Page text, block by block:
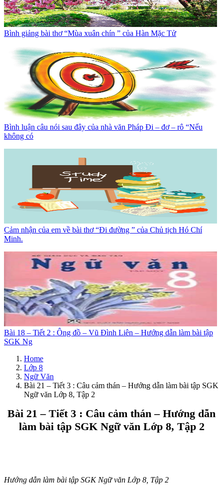
Bình giảng bài thơ “Mùa xuân chín ” của Hàn Mặc Tử
Bình luận câu nói sau đây của nhà văn Pháp Đi – đơ – rô “Nếu
không có
Cảm nhận của em về bài thơ “Đi đường ” của Chủ tịch Hó Chí
Minh.
Bài 18 – Tiết 2 : Ông đồ – Vũ Đình Liên – Hướng dẫn làm bài tập
SGK Ng
Home
Lớp 8
Ngữ Văn
Bài 21 – Tiết 3 : Câu cảm thán – Hướng dẫn làm bài tập SGK
Ngữ văn Lớp 8, Tập 2
Bài 21 – Tiết 3 : Câu cảm thán – Hướng dẫn
làm bài tập SGK Ngữ văn Lớp 8, Tập 2
Hướng dẫn làm bài tập SGK Ngữ văn Lớp 8, Tập 2